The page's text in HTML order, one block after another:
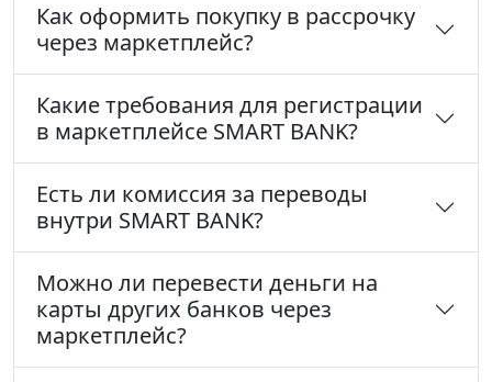
Как оформить покупку в рассрочку
через маркетплейс?
Какие требования для регистрации
в маркетплейсе SMART BANK?
Есть ли комиссия за переводы
внутри SMART BANK?
Можно ли перевести деньги на
карты других банков через
маркетплейс?